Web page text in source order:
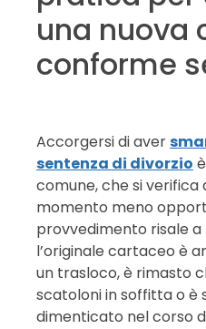
una nuova
conforme
Accorgersi di aver
sentenza di divorzio
comune, che si verifica
momento meno
provvedimento risale
l’originale cartaceo è
un trasloco, è rimasto
scatoloni in soffitta o
dimenticato nel corso